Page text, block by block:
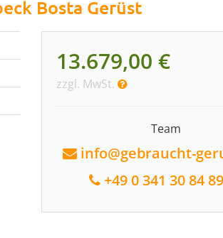
Bosta Gerüst
13.679,00 €
zzgl. MwSt.
Team
info@gebraucht-
+49 0 341 30 84